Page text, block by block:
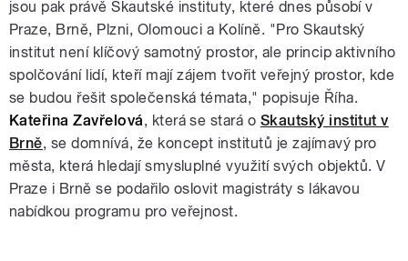
jsou pak právě Skautské instituty, které dnes působí v
Praze, Brně, Plzni, Olomouci a Kolíně. "Pro Skautský
institut není klíčový samotný prostor, ale princip aktivního
spolčování lidí, kteří mají zájem tvořit veřejný prostor, kde
se budou řešit společenská témata," popisuje Říha.
Kateřina Zavřelová, která se stará o Skautský institut v
Brně, se domnívá, že koncept institutů je zajímavý pro
města, která hledají smysluplné využití svých objektů. V
Praze i Brně se podařilo oslovit magistráty s lákavou
nabídkou programu pro veřejnost.